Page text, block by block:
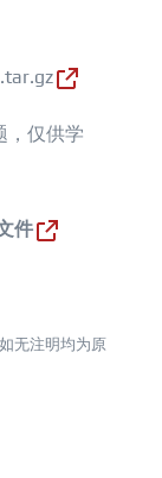
，仅供学
件
无注明均为原